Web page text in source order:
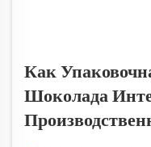
Как
Шоколада